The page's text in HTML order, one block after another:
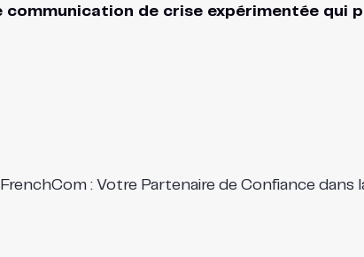
de crise expérimentée qui
: Votre Partenaire de Confiance dans